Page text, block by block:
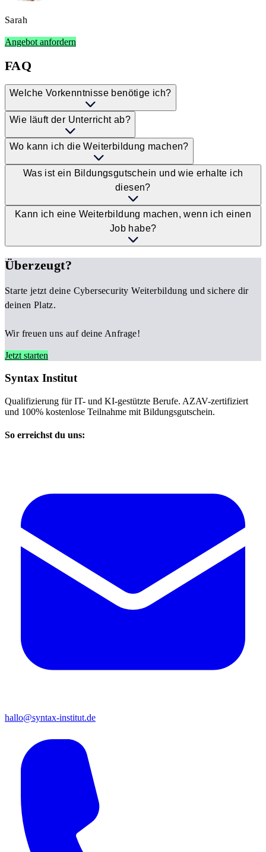
Sarah
Angebot anfordern
FAQ
Welche Vorkenntnisse benötige ich?
Wie läuft der Unterricht ab?
Wo kann ich die Weiterbildung machen?
Was ist ein Bildungsgutschein und wie erhalte ich
diesen?
Kann ich eine Weiterbildung machen, wenn ich einen
Job habe?
Überzeugt?
Starte jetzt deine Cybersecurity Weiterbildung und sichere dir
deinen Platz.
Wir freuen uns auf deine Anfrage!
Jetzt starten
Syntax Institut
Qualifizierung für IT- und KI-gestützte Berufe. AZAV-zertifiziert
und 100% kostenlose Teilnahme mit Bildungsgutschein.
So erreichst du uns:
hallo@syntax-institut.de